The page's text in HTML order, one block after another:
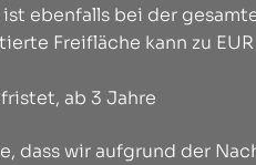
ebenfalls bei der
Freifläche kann zu
ab 3 Jahre
dass wir aufgrund der